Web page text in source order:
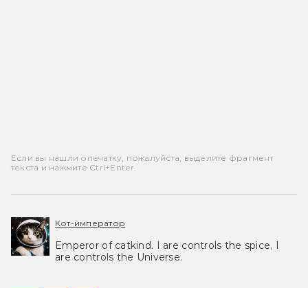
Если вы нашли опечатку, пожалуйста, выделите фрагмент
текста и нажмите Ctrl+Enter.
Кот-император
Emperor of catkind. I are controls the spice, I
are controls the Universe.